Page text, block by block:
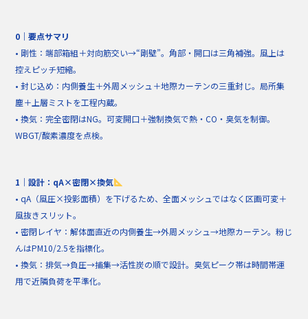
0｜要点サマリ
• 剛性：端部箱組＋対向筋交い→“剛壁”。角部・開口は三角補強。風上は
控えピッチ短縮。
• 封じ込め：内側養生＋外周メッシュ＋地際カーテンの三重封じ。局所集
塵＋上層ミストを工程内蔵。
• 換気：完全密閉はNG。可変開口＋強制換気で熱・CO・臭気を制御。
WBGT/酸素濃度を点検。
1｜設計：qA×密閉×換気
• qA（風圧×投影面積）を下げるため、全面メッシュではなく区画可変＋
風抜きスリット。
• 密閉レイヤ：解体面直近の内側養生→外周メッシュ→地際カーテン。粉じ
んはPM10/2.5を指標化。
• 換気：排気→負圧→捕集→活性炭の順で設計。臭気ピーク帯は時間帯運
用で近隣負荷を平準化。